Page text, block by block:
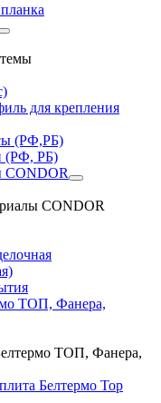
для крепления
(РФ,РБ)
(РФ, РБ)
CONDOR
CONDOR
ТОП, Фанера,
ТОП, Фанера,
Белтермо Top